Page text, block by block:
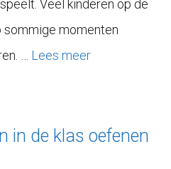
Veel kinderen op de
sommige momenten
… Lees meer
in de klas oefenen